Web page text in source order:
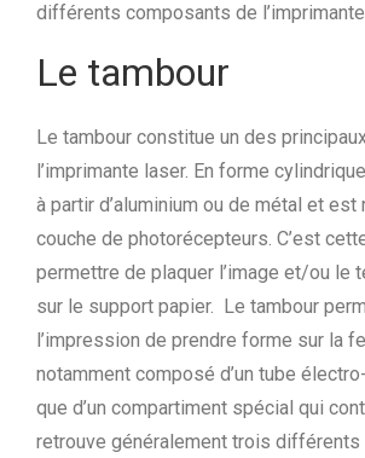
différents composants de
Le tambour
Le tambour constitue un des
l’imprimante laser. En forme
à partir d’aluminium ou de métal et est
couche de photorécepteurs. C’est
permettre de plaquer l’image et/ou le
sur le support papier. Le tambour
l’impression de prendre forme sur la
notamment composé d’un tube
que d’un compartiment spécial qui
retrouve généralement trois